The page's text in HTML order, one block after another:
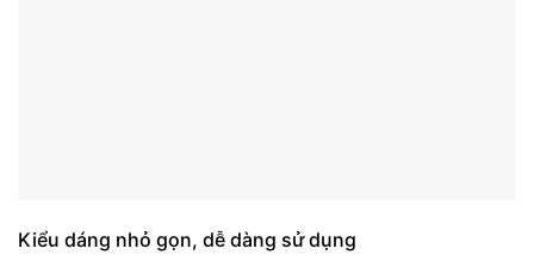
Kiểu dáng nhỏ gọn, dễ dàng sử dụng